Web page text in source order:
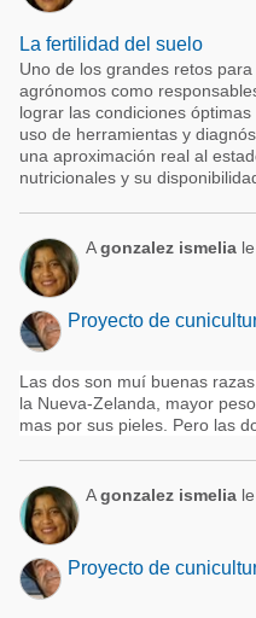
La fertilidad del suelo
Uno de los grandes retos
agrónomos como
lograr las condiciones
uso de herramientas y
una aproximación real al
nutricionales y su
Agonzalez ismelia
Proyecto de
Las dos son muí buenas
la Nueva-Zelanda, mayor
mas por sus pieles. Pero las
Agonzalez ismelia
Proyecto de